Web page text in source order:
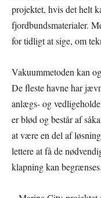
projektet, hvis det helt
fjordbundsmaterialer.
for tidligt at sige, om
Vakuummetoden kan
De fleste havne har
anlægs- og
er blød og består af
at være en del af
lettere at få de
klapning kan begrænses.